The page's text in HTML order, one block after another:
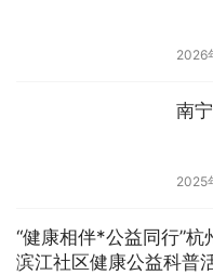
2026
南
2025
“健康相伴*公益同行”
滨江社区健康公益科普